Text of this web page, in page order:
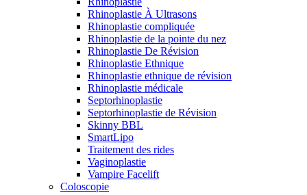
Rhinoplastie À Ultrasons
Rhinoplastie compliquée
Rhinoplastie de la pointe du nez
Rhinoplastie De Révision
Rhinoplastie Ethnique
Rhinoplastie ethnique de révision
Rhinoplastie médicale
Septorhinoplastie
Septorhinoplastie de Révision
Skinny BBL
SmartLipo
Traitement des rides
Vaginoplastie
Vampire Facelift
Coloscopie